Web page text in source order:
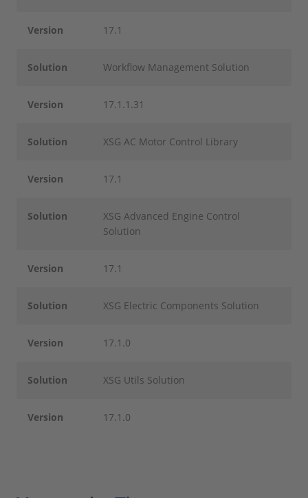
Version 17.1
Solution Workflow Management Solution
Version 17.1.1.31
Solution XSG AC Motor Control Library
Version 17.1
Solution
XSG Advanced Engine Control
Solution
Version 17.1
Solution XSG Electric Components Solution
Version 17.1.0
Solution XSG Utils Solution
Version 17.1.0